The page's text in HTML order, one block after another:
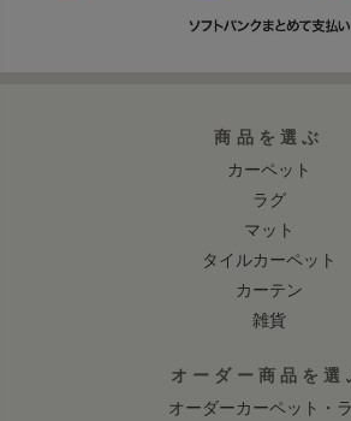
商品を選ぶ
カーペット
ラグ
マット
タイルカーペット
カーテン
雑貨
オーダー商品を選
オーダーカーペット・